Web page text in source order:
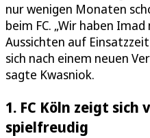
nur wenigen Monaten
beim FC. „Wir haben
Aussichten auf
sich nach einem neuen
sagte Kwasniok.
1. FC Köln zeigt sich
spielfreudig